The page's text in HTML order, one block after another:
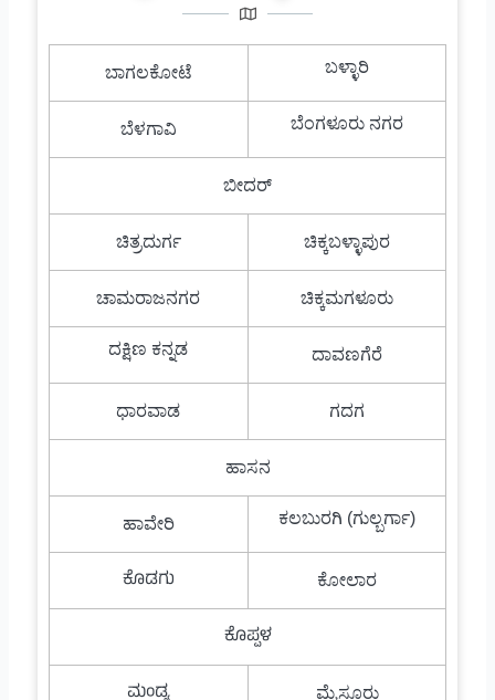
ಬಾಗಲಕೋಟೆ ಬಳ್ಳಾರಿ
ಬೆಳಗಾವಿ ಬೆಂಗಳೂರು ನಗರ
ಬೀದರ್
ಚಿತ್ರದುರ್ಗ ಚಿಕ್ಕಬಳ್ಳಾಪುರ
ಚಾಮರಾಜನಗರ ಚಿಕ್ಕಮಗಳೂರು
ದಕ್ಷಿಣ ಕನ್ನಡ ದಾವಣಗೆರೆ
ಧಾರವಾಡ ಗದಗ
ಹಾಸನ
ಹಾವೇರಿ ಕಲಬುರಗಿ (ಗುಲ್ಬರ್ಗಾ)
ಕೊಡಗು ಕೋಲಾರ
ಕೊಪ್ಪಳ
ಮಂಡ್ಯ
ಮೈಸೂರು